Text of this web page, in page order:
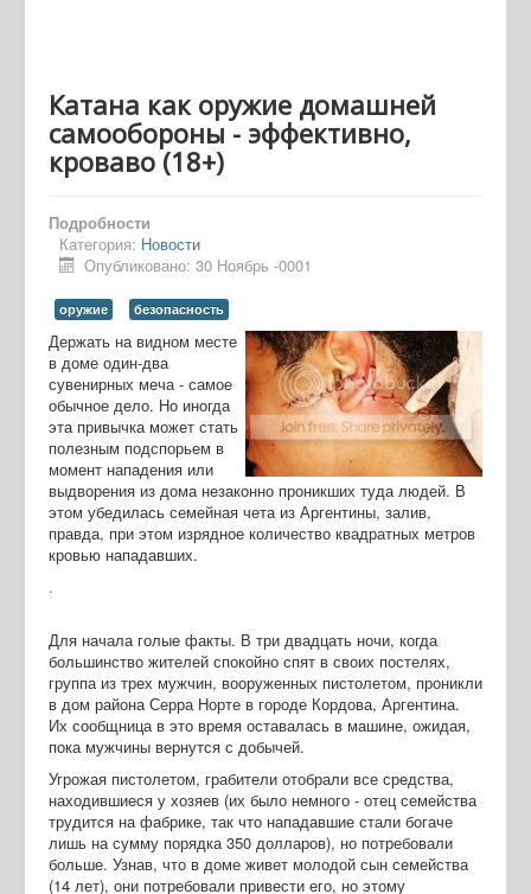
Катана как оружие домашней
самообороны - эффективно,
кроваво (18+)
Подробности
Категория: Новости
Опубликовано: 30 Ноябрь -0001
оружие безопасность
Держать на видном месте
в доме один-два
сувенирных меча - самое
обычное дело. Но иногда
эта привычка может стать
полезным подспорьем в
момент нападения или
выдворения из дома незаконно проникших туда людей. В
этом убедилась семейная чета из Аргентины, залив,
правда, при этом изрядное количество квадратных метров
кровью нападавших.
.
Для начала голые факты. В три двадцать ночи, когда
большинство жителей спокойно спят в своих постелях,
группа из трех мужчин, вооруженных пистолетом, проникли
в дом района Серра Норте в городе Кордова, Аргентина.
Их сообщница в это время оставалась в машине, ожидая,
пока мужчины вернутся с добычей.
Угрожая пистолетом, грабители отобрали все средства,
находившиеся у хозяев (их было немного - отец семейства
трудится на фабрике, так что нападавшие стали богаче
лишь на сумму порядка 350 долларов), но потребовали
больше. Узнав, что в доме живет молодой сын семейства
(14 лет), они потребовали привести его, но этому